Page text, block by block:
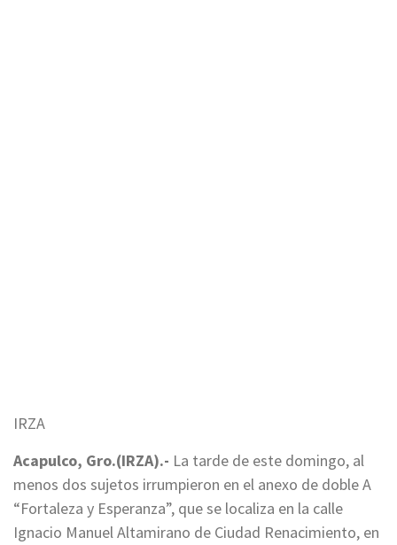
IRZA
Acapulco, Gro.(IRZA).- La tarde de este domingo, al
menos dos sujetos irrumpieron en el anexo de doble A
“Fortaleza y Esperanza”, que se localiza en la calle
Ignacio Manuel Altamirano de Ciudad Renacimiento, en